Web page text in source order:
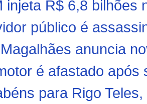
injeta R$ 6,8 bilhões
público é
anuncia
é afastado
para Rigo